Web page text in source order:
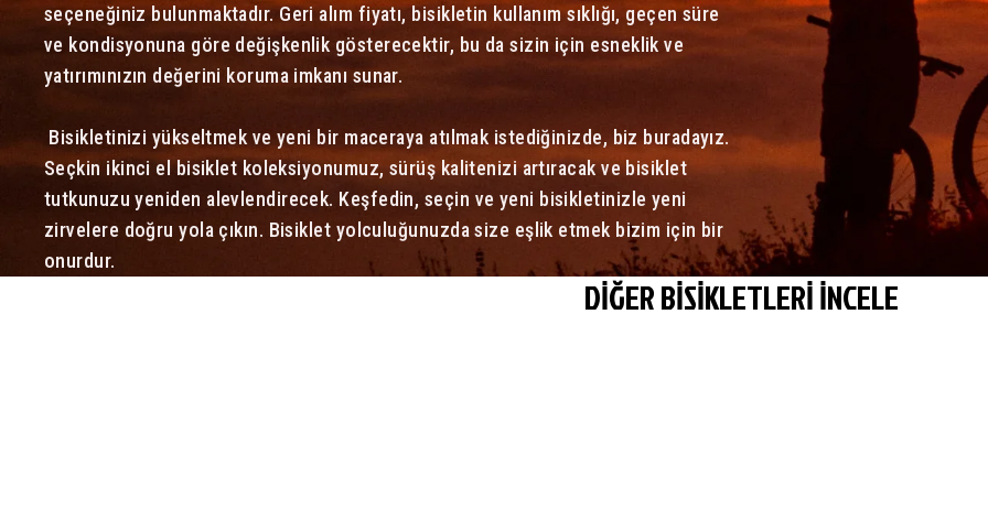
seçeneğiniz bulunmaktadır. Geri alım fiyatı, bisikletin kullanım sıklığı, geçen süre
ve kondisyonuna göre değişkenlik gösterecektir, bu da sizin için esneklik ve
yatırımınızın değerini koruma imkanı sunar.
Bisikletinizi yükseltmek ve yeni bir maceraya atılmak istediğinizde, biz buradayız.
Seçkin ikinci el bisiklet koleksiyonumuz, sürüş kalitenizi artıracak ve bisiklet
tutkunuzu yeniden alevlendirecek. Keşfedin, seçin ve yeni bisikletinizle yeni
zirvelere doğru yola çıkın. Bisiklet yolculuğunuzda size eşlik etmek bizim için bir
onurdur.
DİĞER BİSİKLETLERİ İNCELE